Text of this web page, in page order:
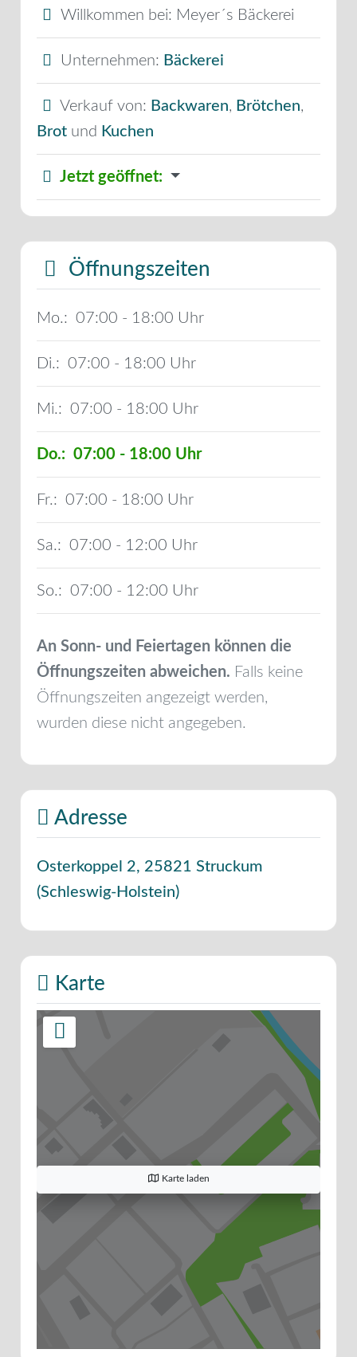
Willkommen bei: Meyer´s Bäckerei
Unternehmen: Bäckerei
Verkauf von: Backwaren, Brötchen,
Brot und Kuchen
Jetzt geöffnet:
Öffnungszeiten
Mo.: 07:00 - 18:00
Di.: 07:00 - 18:00
Mi.: 07:00 - 18:00
Do.: 07:00 - 18:00
Fr.: 07:00 - 18:00
Sa.: 07:00 - 12:00
So.: 07:00 - 12:00
An Sonn- und Feiertagen können die
Öffnungszeiten abweichen. Falls keine
Öffnungszeiten angezeigt werden,
wurden diese nicht angegeben.
Adresse
Osterkoppel 2, 25821 Struckum
(Schleswig-Holstein)
Karte
Karte laden